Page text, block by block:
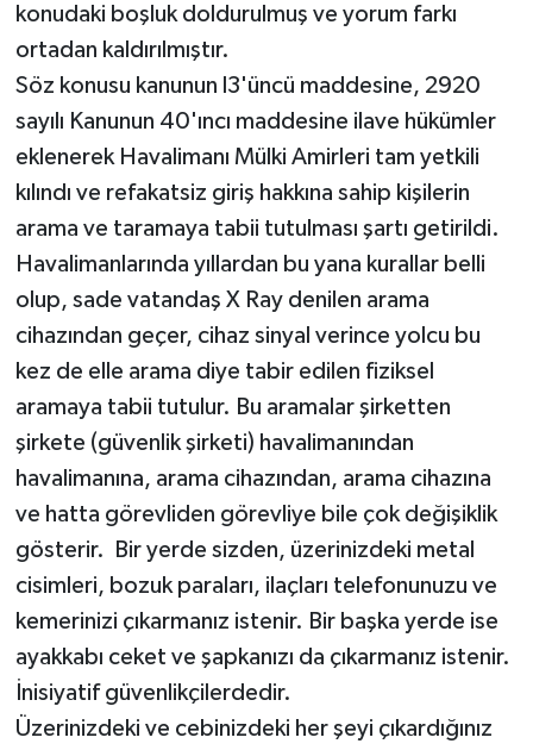
konudaki boşluk doldurulmuş ve yorum farkı
ortadan kaldırılmıştır.
Söz konusu kanunun l3'üncü maddesine, 2920
sayılı Kanunun 40'ıncı maddesine ilave hükümler
eklenerek Havalimanı Mülki Amirleri tam yetkili
kılındı ve refakatsiz giriş hakkına sahip kişilerin
arama ve taramaya tabii tutulması şartı getirildi.
Havalimanlarında yıllardan bu yana kurallar belli
olup, sade vatandaş X Ray denilen arama
cihazından geçer, cihaz sinyal verince yolcu bu
kez de elle arama diye tabir edilen fiziksel
aramaya tabii tutulur. Bu aramalar şirketten
şirkete (güvenlik şirketi) havalimanından
havalimanına, arama cihazından, arama cihazına
ve hatta görevliden görevliye bile çok değişiklik
gösterir. Bir yerde sizden, üzerinizdeki metal
cisimleri, bozuk paraları, ilaçları telefonunuzu ve
kemerinizi çıkarmanız istenir. Bir başka yerde ise
ayakkabı ceket ve şapkanızı da çıkarmanız istenir.
İnisiyatif güvenlikçilerdedir.
Üzerinizdeki ve cebinizdeki her şeyi çıkardığınız